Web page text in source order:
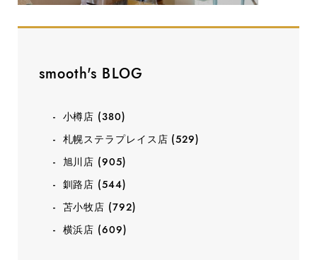
smooth's BLOG
小樽店 (380)
札幌ステラプレイス店 (529)
旭川店 (905)
釧路店 (544)
苫小牧店 (792)
横浜店 (609)